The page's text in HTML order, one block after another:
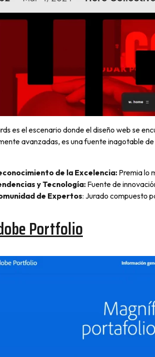
es el escenario donde el diseño web se
avanzadas, es una fuente inagotable
de la Excelencia: Premia lo
y Tecnología: Fuente de
de Expertos: Jurado compuesto
Portfolio